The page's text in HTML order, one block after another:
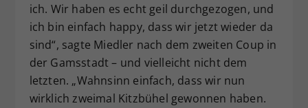
ich. Wir haben es echt geil durchgezogen, und
ich bin einfach happy, dass wir jetzt wieder da
sind“, sagte Miedler nach dem zweiten Coup in
der Gamsstadt – und vielleicht nicht dem
letzten. „Wahnsinn einfach, dass wir nun
wirklich zweimal Kitzbühel gewonnen haben.